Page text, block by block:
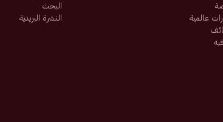
عالمية
البحث
النشرة البريدية